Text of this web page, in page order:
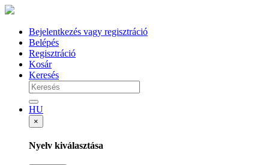
Bejelentkezés vagy regisztráció
Belépés
Regisztráció
Kosár
Keresés
HU
×
Nyelv kiválasztása